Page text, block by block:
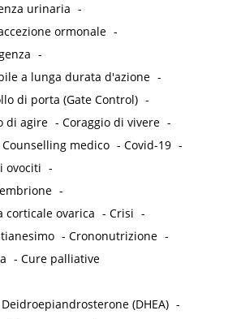
urinaria -
ormonale -
-
a lunga durata d'azione -
di porta (Gate Control) -
di agire -Coraggio di vivere -
Counselling medico -Covid-19 -
ovociti -
-
corticale ovarica -Crisi -
-Crononutrizione -
-Cure palliative
Deidroepiandrosterone (DHEA) -